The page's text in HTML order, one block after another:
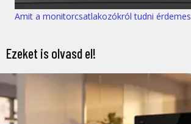
Amit a monitorcsatlakozókról tudni érdemes
Ezeket is olvasd el!